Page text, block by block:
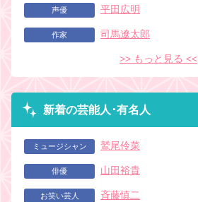
声優 平田広明
作家 司馬遼太郎
>> もっと見る <<
新着の芸能人･有名人
ミュージシャン 鷲尾伶菜
俳優 山田裕貴
お笑い芸人 斉藤慎二